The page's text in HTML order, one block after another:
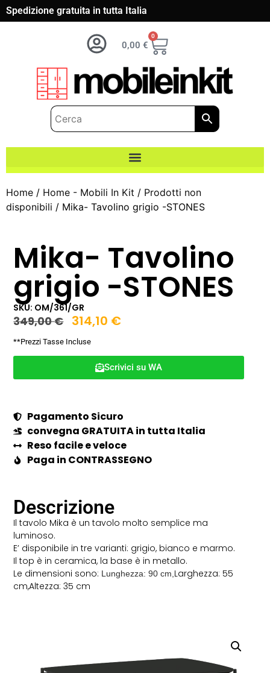
Spedizione gratuita in tutta Italia
0,00 €
0
Home / Home - Mobili In Kit / Prodotti non
disponibili / Mika- Tavolino grigio -STONES
Mika- Tavolino
grigio -STONES
SKU: OM/361/GR
349,00€ 314,10 €
**Prezzi Tasse Incluse
Scrivici su WA
Pagamento Sicuro
convegna GRATUITA in tutta Italia
Reso facile e veloce
Paga in CONTRASSEGNO
Descrizione
Il tavolo Mika è un tavolo molto semplice ma
luminoso.
E’ disponibile in tre varianti: grigio, bianco e marmo.
Il top è in ceramica, la base è in metallo.
Le dimensioni sono: Lunghezza: 90 cm,Larghezza: 55
cm,Altezza: 35 cm